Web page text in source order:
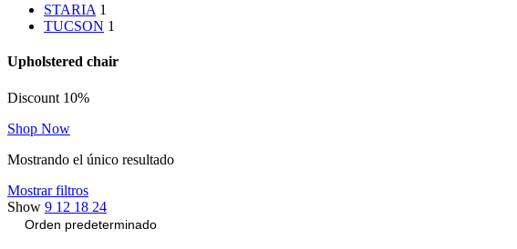
STARIA 1
TUCSON 1
Upholstered chair
Discount 10%
Shop Now
Mostrando el único resultado
Mostrar filtros
Show 9 12 18 24